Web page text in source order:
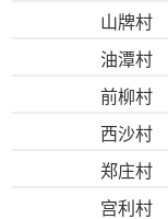
山牌村
油潭村
前柳村
西沙村
郑庄村
宫利村